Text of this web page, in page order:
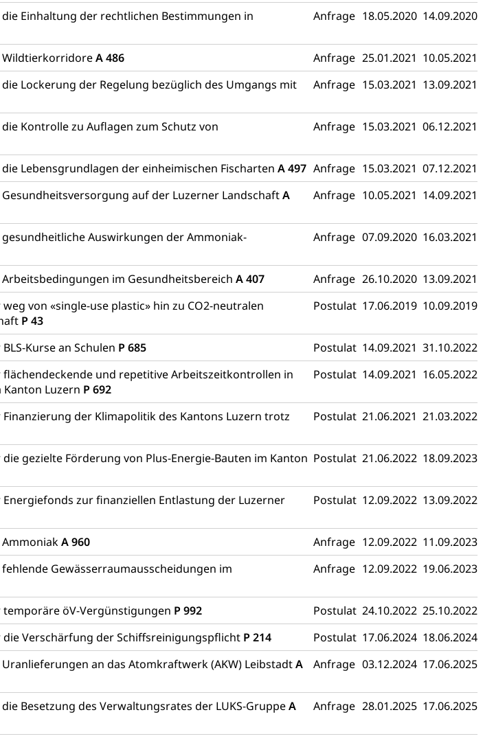
Einhaltung der rechtlichen Bestimmungen in
Anfrage 18.05.2020 14.09.2020
WildtierkorridoreA 486 Anfrage 25.01.2021 10.05.2021
Lockerung der Regelung bezüglich des Umgangs mit
Anfrage 15.03.2021 13.09.2021
Kontrolle zu Auflagen zum Schutz von
Anfrage 15.03.2021 06.12.2021
Lebensgrundlagen der einheimischen Fischarten A 497 Anfrage 15.03.2021 07.12.2021
auf der Luzerner LandschaftA
Anfrage 10.05.2021 14.09.2021
Auswirkungen der Ammoniak-
Anfrage 07.09.2020 16.03.2021
im Gesundheitsbereich A 407 Anfrage 26.10.2020 13.09.2021
von «single-use plastic» hin zu CO2-neutralen
P 43
Postulat 17.06.2019 10.09.2019
Kurse an Schulen P 685 Postulat 14.09.2021 31.10.2022
und repetitive Arbeitszeitkontrollen in
Luzern P 692
Postulat 14.09.2021 16.05.2022
der Klimapolitik des Kantons Luzern trotz
Postulat 21.06.2021 21.03.2022
gezielte Förderung von Plus-Energie-Bauten im Kanton Postulat 21.06.2022 18.09.2023
zur finanziellen Entlastung der Luzerner
Postulat 12.09.2022 13.09.2022
A 960 Anfrage 12.09.2022 11.09.2023
Gewässerraumausscheidungen im
Anfrage 12.09.2022 19.06.2023
öV-Vergünstigungen P 992 Postulat 24.10.2022 25.10.2022
Verschärfung der Schiffsreinigungspflicht P 214 Postulat 17.06.2024 18.06.2024
an das Atomkraftwerk (AKW) LeibstadtA
Anfrage 03.12.2024 17.06.2025
Besetzung des Verwaltungsrates der LUKS-GruppeA
Anfrage 28.01.2025 17.06.2025